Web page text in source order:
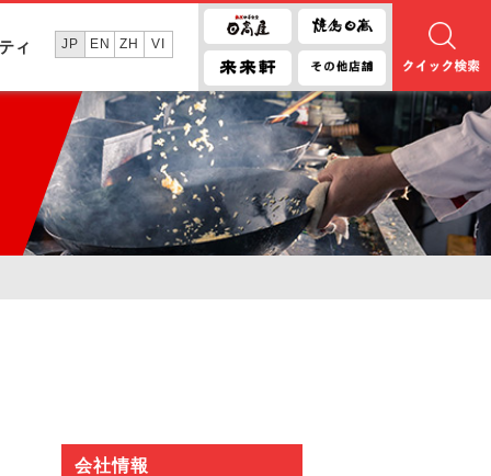
ィ JP EN ZH VI
会社情報